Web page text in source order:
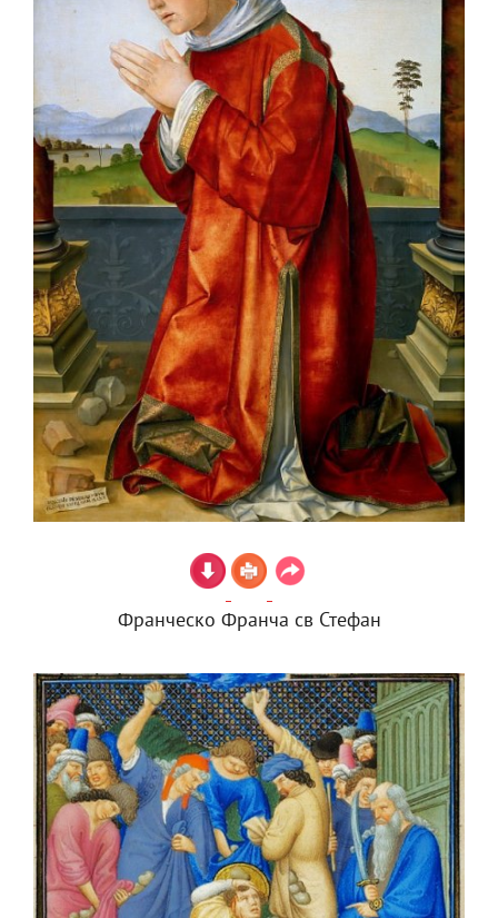
Франческо Франча св Стефан